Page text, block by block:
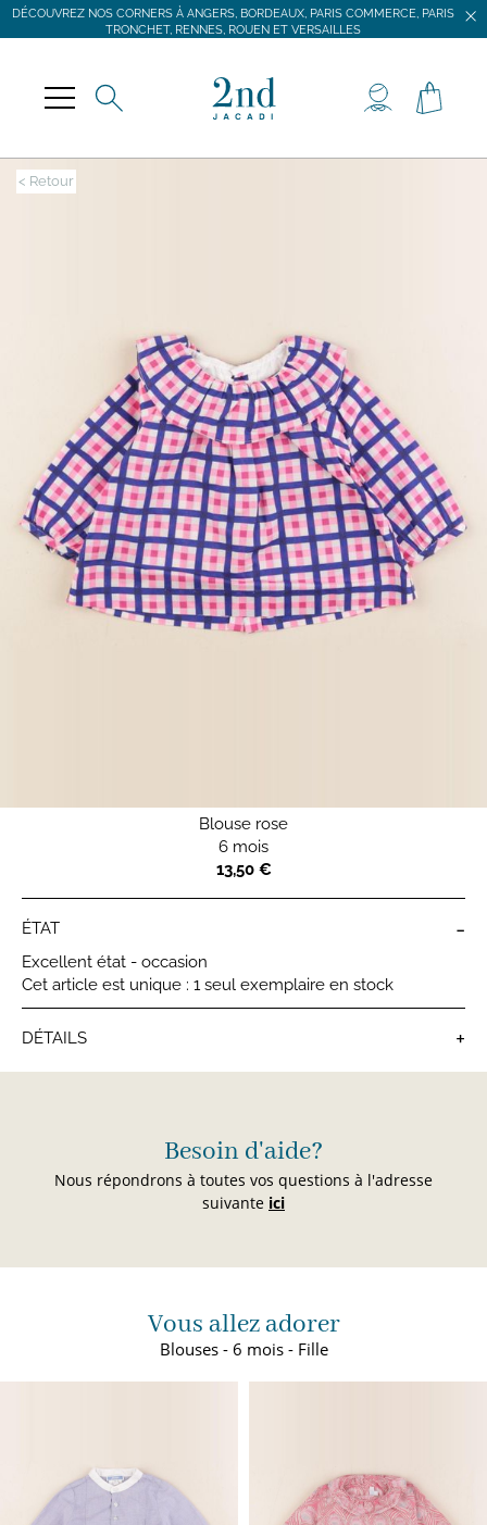
DÉCOUVREZ NOS CORNERS À ANGERS, BORDEAUX, PARIS COMMERCE, PARIS
TRONCHET, RENNES, ROUEN ET VERSAILLES
DÉCOUVREZ NOS CORNERS À ANGERS, BORDEAUX, PARIS COMMERCE, PARIS
TRONCHET, RENNES, ROUEN ET VERSAILLES
< Retour
Blouse rose
6 mois
13,50 €
ÉTAT -
Excellent état - occasion
Cet article est unique : 1 seul exemplaire en stock
DÉTAILS +
Blouses bébé
Besoin d'aide?
Nous répondrons à toutes vos questions à l'adresse
suivante ici
Vous allez adorer
Blouses - 6 mois - Fille